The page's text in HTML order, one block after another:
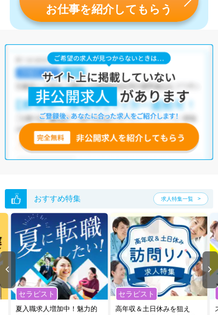
お仕事を紹介してもらう
おすすめ特集 求人特集一覧
セラピスト
夏入職求人増加中！魅力的
セラピスト
高年収＆土日休みを狙え